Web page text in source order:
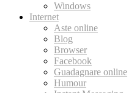
Windows
Internet
Aste online
Blog
Browser
Facebook
Guadagnare online
Humour